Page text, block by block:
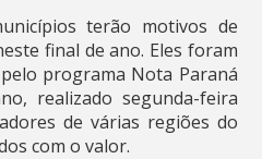
terão motivos de
final de ano. Eles foram
programa Nota Paraná
realizado segunda-feira
de várias regiões do
com o valor.